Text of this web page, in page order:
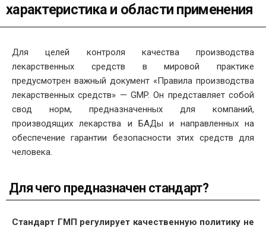
характеристика и области применения
Для целей контроля качества производства
лекарственных средств в мировой практике
предусмотрен важный документ «Правила производства
лекарственных средств» — GMP. Он представляет собой
свод норм, предназначенных для компаний,
производящих лекарства и БАДы и направленных на
обеспечение гарантии безопасности этих средств для
человека.
Для чего предназначен стандарт?
Стандарт ГМП регулирует качественную политику не